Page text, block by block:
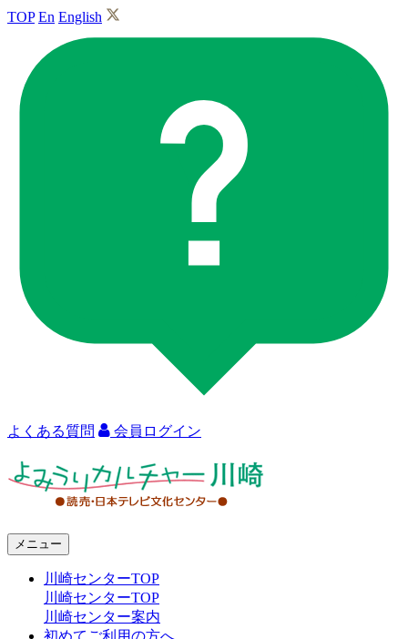
TOP En English
よくある質問 会員ログイン
メニュー
川崎センターTOP
川崎センターTOP
川崎センター案内
初めてご利用の方へ